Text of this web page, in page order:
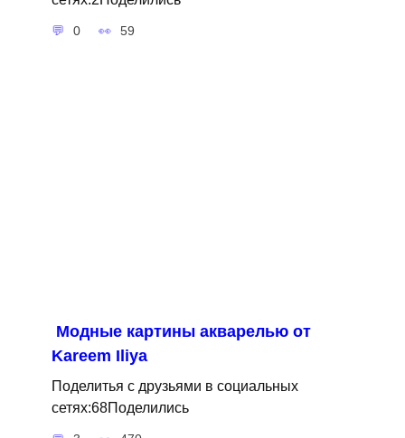
0 59
Модные картины акварелью от
Kareem Iliya
Поделитья с друзьями в социальных
сетях:68Поделились